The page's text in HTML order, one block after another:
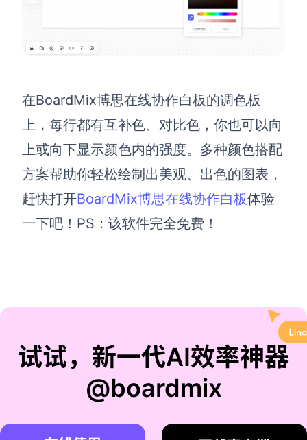
在BoardMix博思在线协作白板的调色板
上，每行都有互补色、对比色，你也可以向
上或向下显示颜色内的强度。多种颜色搭配
方案帮助你轻松绘制出美观、出色的图表，
赶快打开BoardMix博思在线协作白板体验
一下吧！PS：该软件完全免费！
试试，新一代AI效率神器
@boardmix